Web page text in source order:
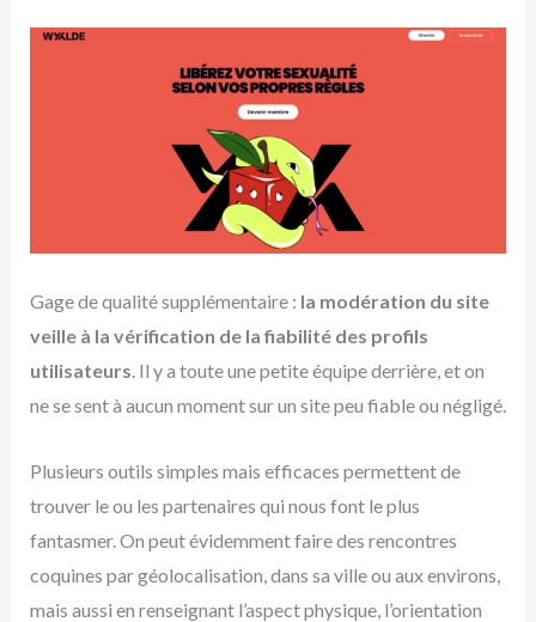
Gage de qualité supplémentaire : la modération du site
veille à la vérification de la fiabilité des profils
utilisateurs. Il y a toute une petite équipe derrière, et on
ne se sent à aucun moment sur un site peu fiable ou négligé.
Plusieurs outils simples mais efficaces permettent de
trouver le ou les partenaires qui nous font le plus
fantasmer. On peut évidemment faire des rencontres
coquines par géolocalisation, dans sa ville ou aux environs,
mais aussi en renseignant l’aspect physique, l’orientation